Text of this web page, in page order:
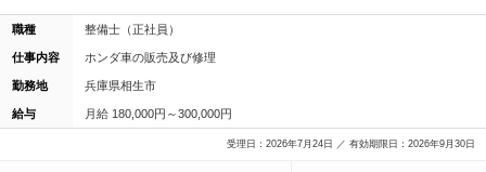
職種 整備士（正社員）
仕事内容 ホンダ車の販売及び修理
勤務地 兵庫県相生市
給与 月給 180,000円～300,000円
受理日：2026年7月24日 ／ 有効期限日：2026年9月30日